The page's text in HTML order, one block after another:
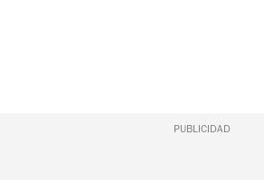
PUBLICIDAD